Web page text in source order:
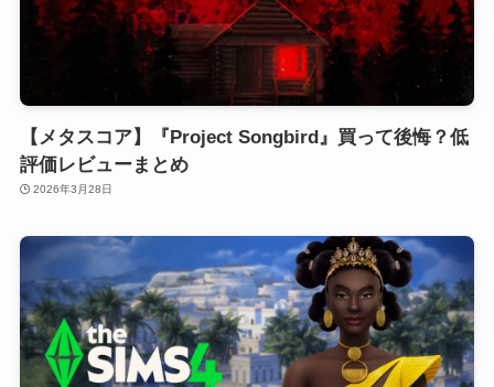
【メタスコア】『Project Songbird』買って後悔？低
評価レビューまとめ
2026年3月28日